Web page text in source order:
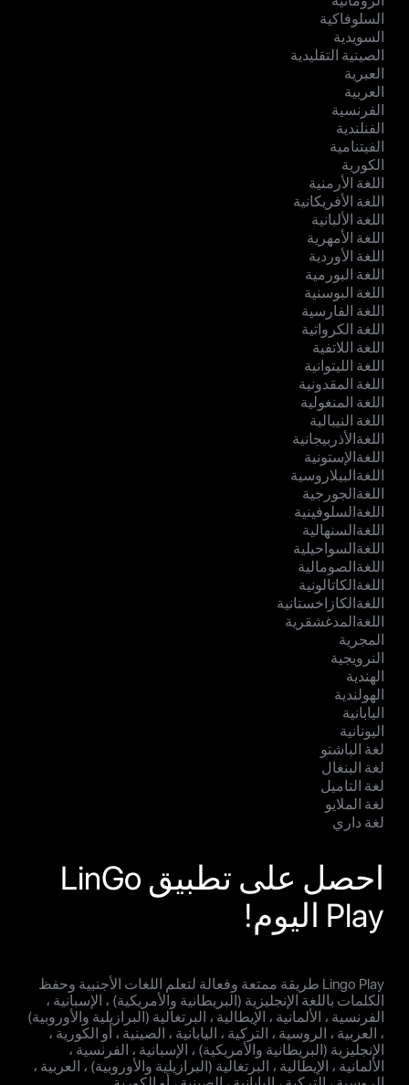
السلوفاكية
السويدية
الصينية التقليدية
العبرية
العربية
الفرنسية
الفنلندية
الفيتنامية
الكورية
اللغة الأرمنية
اللغة الأفريكانية
اللغة الألبانية
اللغة الأمهرية
اللغة الأوردية
اللغة البورمية
اللغة البوسنية
اللغة الفارسية
اللغة الكرواتية
اللغة اللاتفية
اللغة الليتوانية
اللغة المقدونية
اللغة المنغولية
اللغة النيبالية
اللغةالأذربيجانية
اللغةالإستونية
اللغةالبيلاروسية
اللغةالجورجية
اللغةالسلوفينية
اللغةالسنهالية
اللغةالسواحيلية
اللغةالصومالية
اللغةالكاتالونية
اللغةالكازاخستانية
اللغةالمدغشقرية
المجرية
النرويجية
الهندية
الهولندية
اليابانية
اليونانية
لغة الباشتو
لغة البنغال
لغة التاميل
لغة الملايو
لغة داري
احصل على تطبيق LinGo
Play اليوم!
Lingo Play طريقة ممتعة وفعالة لتعلم اللغات الأجنبية وحفظ
الكلمات باللغة الإنجليزية (البريطانية والأمريكية) ، الإسبانية ،
الفرنسية ، الألمانية ، الإيطالية ، البرتغالية (البرازيلية والأوروبية)
، العربية ، الروسية ، التركية ، اليابانية ، الصينية ، أو الكورية ،
الإنجليزية (البريطانية والأمريكية) ، الإسبانية ، الفرنسية ،
الألمانية ، الإيطالية ، البرتغالية (البرازيلية والأوروبية) ، العربية ،